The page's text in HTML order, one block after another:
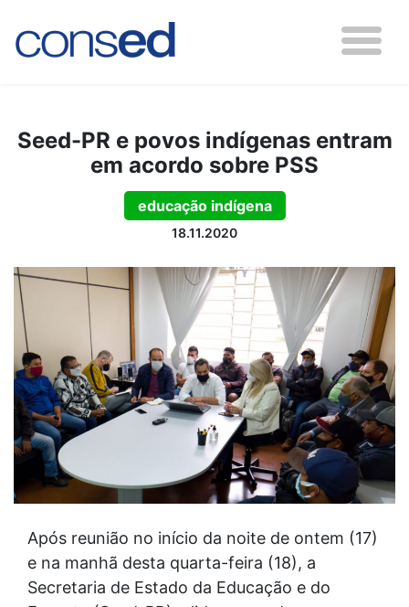
Seed-PR e povos indígenas entram
em acordo sobre PSS
educação indígena
18.11.2020
Após reunião no início da noite de ontem (17)
e na manhã desta quarta-feira (18), a
Secretaria de Estado da Educação e do